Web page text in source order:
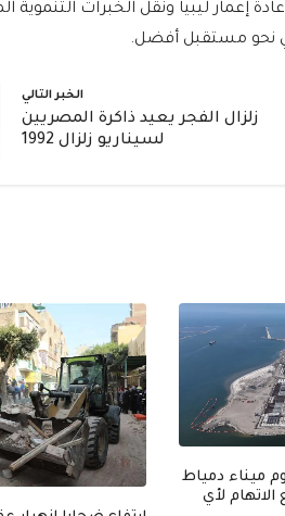
ليبيا ونقل الخبرات التنموية
نحو مستقبل أفضل.
الخبر التالي
زلزال الفجر يعيد ذاكرة المصريين
لسيناريو زلزال 1992
ميناء دمياط
لأي